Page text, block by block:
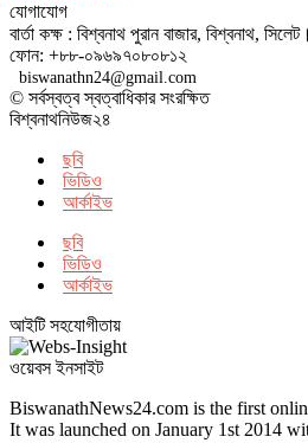
যোগাযোগ
বার্তা কক্ষ : বিশ্বনাথ পুরান বাজার, বিশ্বনাথ, সিলেট।
ফোন: +৮৮-০৯৬৯৭০৮০৮১২
biswanathn24@gmail.com
© সর্বস্বত্ব স্বত্বাধিকার সংরক্ষিত
বিশ্বনাথনিউজ২৪
ছবি
ভিডিও
আর্কাইভ
ছবি
ভিডিও
আর্কাইভ
আইটি সহযোগীতায়
ওয়েবস ইনসাইট
BiswanathNews24.com is the first
It was launched on January 1st 2014